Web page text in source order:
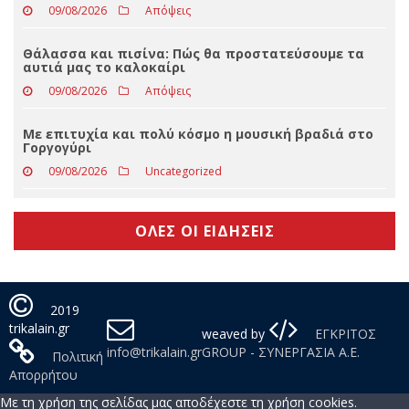
09/08/2026 Slider
Μαύρη κωμωδία στον Θερινό Δημοτικό
Κινηματογράφο Τρικάλων
09/08/2026 Απόψεις
Θάλασσα και πισίνα: Πώς θα προστατεύσουμε τα
αυτιά μας το καλοκαίρι
09/08/2026 Απόψεις
Με επιτυχία και πολύ κόσμο η μουσική βραδιά στο
09/08/2026 Uncategorized
2019